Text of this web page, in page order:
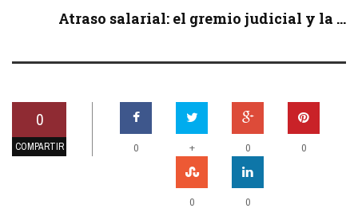
Atraso salarial: el gremio judicial y la ...
0
COMPARTIR 0 + 0 0
0 0